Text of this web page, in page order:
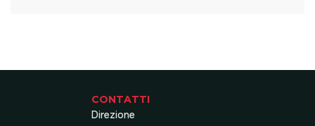
CONTATTI
Direzione